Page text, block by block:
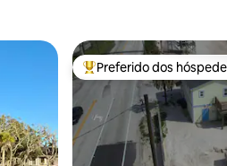
Entre os melhores
Preferido dos